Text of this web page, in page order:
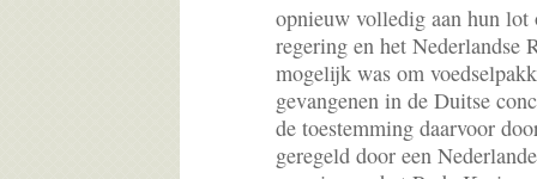
opnieuw volledig aan hun lot
regering en het Nederlandse
mogelijk was om
gevangenen in de Duitse
de toestemming daarvoor
geregeld door een